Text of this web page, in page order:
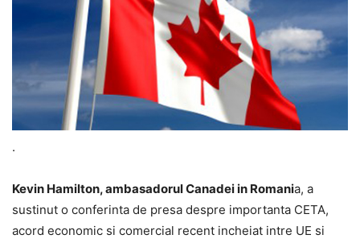
.
Kevin Hamilton, ambasadorul Canadei in Romania, a
sustinut o conferinta de presa despre importanta CETA,
acord economic si comercial recent incheiat intre UE si